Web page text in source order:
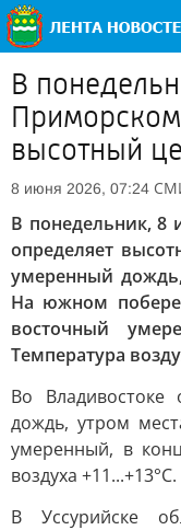
В
высотный
8 июня 2026, 07:24
В понедельник, 8
определяет
умеренный
На южном
восточный
Температура
Во
дождь, утром
умеренный, в
воздуха +11...+13°С.
В Уссурийске